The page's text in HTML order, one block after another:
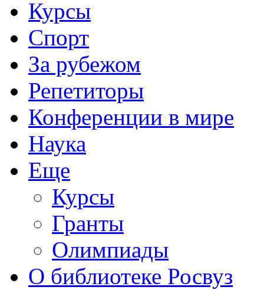
Курсы
Спорт
За рубежом
Репетиторы
Конференции в мире
Наука
Еще
Курсы
Гранты
Олимпиады
О библиотеке Росвуз